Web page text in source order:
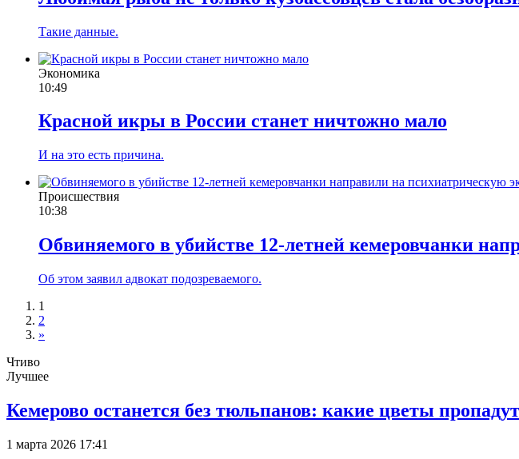
Такие данные.
Экономика
10:49
Красной икры в России станет ничтожно мало
И на это есть причина.
Происшествия
10:38
Обвиняемого в убийстве 12-летней кемеровчанки
Об этом заявил адвокат подозреваемого.
1
2
»
Чтиво
Лучшее
Кемерово останется без тюльпанов: какие цветы
1 марта 2026 17:41